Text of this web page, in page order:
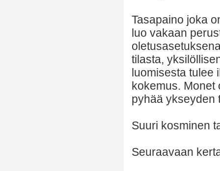
Tasapaino joka
luo vakaan
tilasta,
luomisesta tulee
kokemus. Monet
pyhää ykseyden
Suuri kosminen
Seuraavaan